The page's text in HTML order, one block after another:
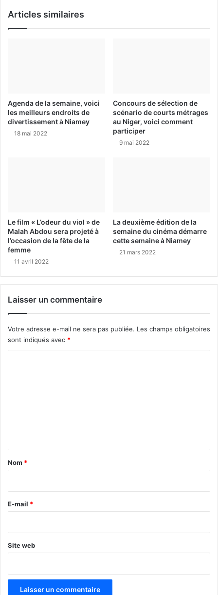
Articles similaires
Agenda de la semaine, voici
les meilleurs endroits de
divertissement à Niamey
18 mai 2022
Concours de sélection de
scénario de courts métrages
au Niger, voici comment
participer
9 mai 2022
Le film « L’odeur du viol » de
Malah Abdou sera projeté à
l’occasion de la fête de la
femme
11 avril 2022
La deuxième édition de la
semaine du cinéma démarre
cette semaine à Niamey
21 mars 2022
Laisser un commentaire
Votre adresse e-mail ne sera pas publiée. Les champs obligatoires
sont indiqués avec *
a
e
Nom *
E-mail *
Site web